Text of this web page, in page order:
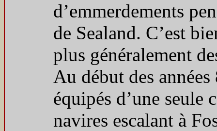
d’emmerdements
de Sealand. C’est
plus généralement
Au début des
équipés d’une seule
navires escalant à